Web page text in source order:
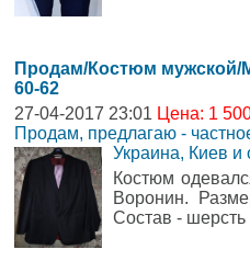
Продам/Костюм мужской/
60-62
27-04-2017 23:01 Цена: 1
Продам, предлагаю -
Украина, Киев и
Костюм
Воронин.
Состав - шерсть